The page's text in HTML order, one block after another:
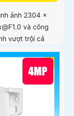
ảnh 2304 ×
và công
vượt trội cả